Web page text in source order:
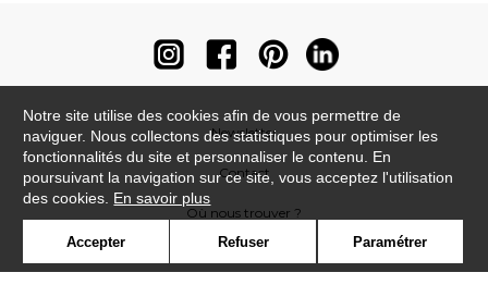
Newsletter
Contact
Où nous trouver ?
Notre site utilise des cookies afin de vous permettre de
naviguer. Nous collectons des statistiques pour optimiser les
fonctionnalités du site et personnaliser le contenu. En
poursuivant la navigation sur ce site, vous acceptez l'utilisation
des cookies. En savoir plus
Accepter Refuser Paramétrer